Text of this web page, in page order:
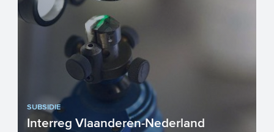
SUBSIDIE
Interreg Vlaanderen-Nederland